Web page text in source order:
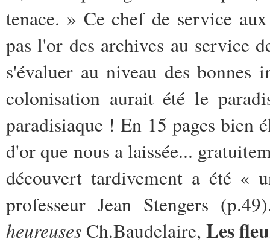
tenace. » Ce chef de service
pas l'or des archives au service
s'évaluer au niveau des bonnes
colonisation aurait été le
paradisiaque ! En 15 pages bien
d'or que nous a laissée...
découvert tardivement a été «
professeur Jean Stengers
heureuses Ch.Baudelaire, Les